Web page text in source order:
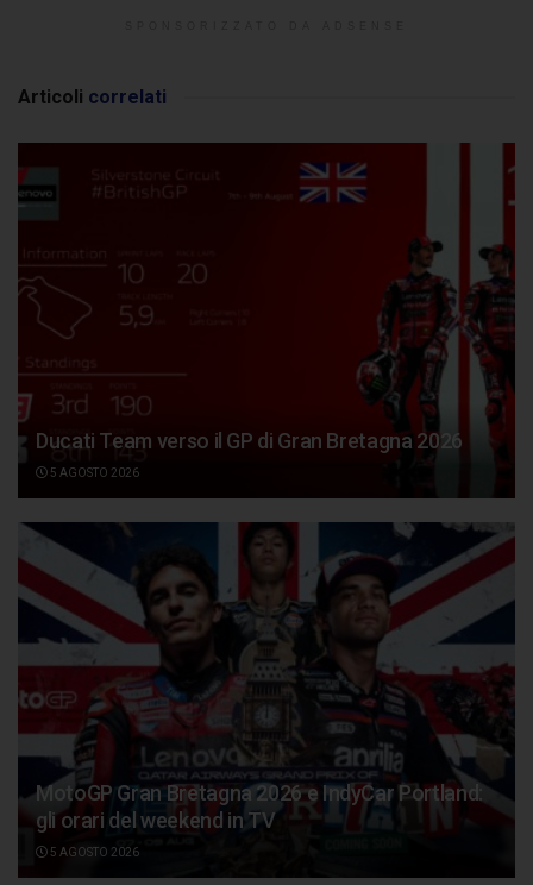
Articoli correlati
Ducati Team verso il GP di Gran Bretagna 2026
5 AGOSTO 2026
MotoGP Gran Bretagna 2026 e IndyCar Portland:
gli orari del weekend in TV
5 AGOSTO 2026